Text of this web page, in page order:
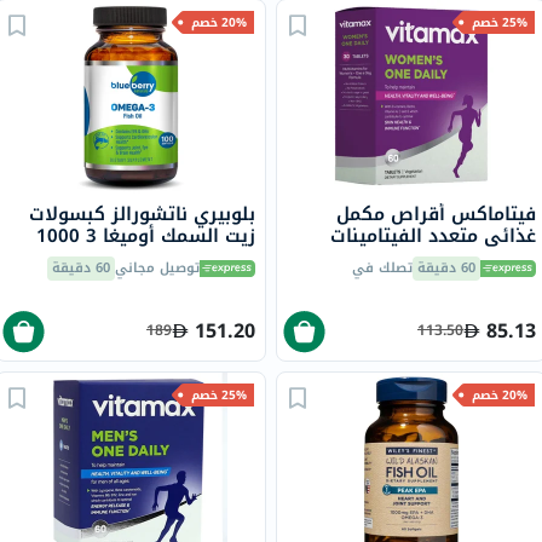
25% خصم
فيتاماكس أقراص مكمل
غذائي متعدد الفيتامينات
للنساء، مرة واحدة يوميًا،
حزمة من 60
60 دقيقة تصلك في
85.13
113.50
20% خصم
بلوبيري ناتشورالز كبسولات
زيت السمك أوميغا 3 1000
ملجم، حزمة من 100
توصيل مجاني60 دقيقة
151.20
189
20% خصم 25% خصم